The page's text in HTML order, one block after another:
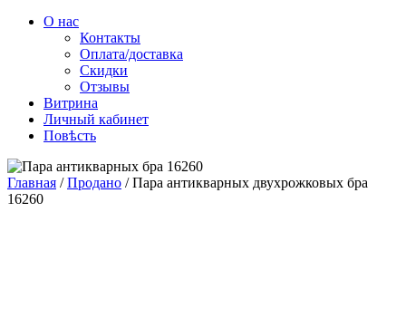
О нас
Контакты
Оплата/доставка
Скидки
Отзывы
Витрина
Личный кабинет
Повѣсть
Главная /Продано / Пара антикварных двухрожковых бра
16260